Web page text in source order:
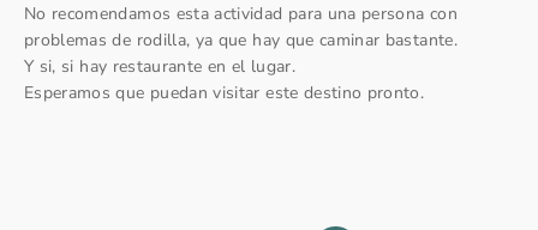
No recomendamos esta actividad para una persona con
problemas de rodilla, ya que hay que caminar bastante.
Y si, si hay restaurante en el lugar.
Esperamos que puedan visitar este destino pronto.